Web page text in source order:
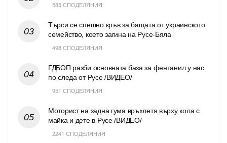
585 СПОДЕЛЯНИЯ
Търси се спешно кръв за бащата от украинското
семейство, което загина на Русе-Бяла
498 СПОДЕЛЯНИЯ
ГДБОП разби основната база за фентанил у нас
по следа от Русе /ВИДЕО/
951 СПОДЕЛЯНИЯ
Моторист на задна гума връхлетя върху кола с
майка и дете в Русе /ВИДЕО/
2241 СПОДЕЛЯНИЯ